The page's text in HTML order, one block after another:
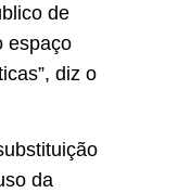
de
espaço
diz o
da